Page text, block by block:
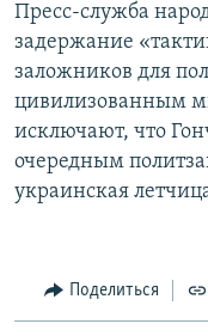
Пресс-служба
задержание
заложников для
цивилизованным
исключают, что
очередным
украинская
Поделиться